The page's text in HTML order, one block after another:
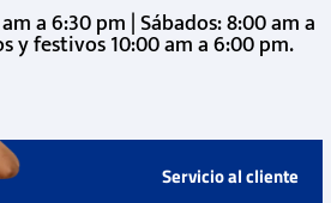
a 6:30 pm | Sábados: 8:00 am a
y festivos 10:00 am a 6:00 pm.
Servicio al cliente